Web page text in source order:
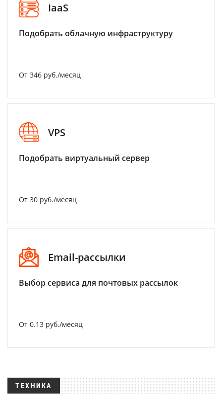
IaaS
Подобрать облачную инфраструктуру
От 346 руб./месяц
VPS
Подобрать виртуальный сервер
От 30 руб./месяц
Email-рассылки
Выбор сервиса для почтовых рассылок
От 0.13 руб./месяц
ТЕХНИКА